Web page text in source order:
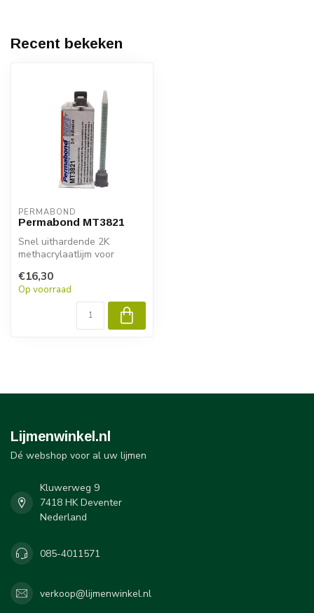
Recent bekeken
PERMABOND
Permabond MT3821
Snel uithardende 2K
methacrylaatlijm voor
composieten. Idea...
€16,30
Op voorraad
Lijmenwinkel.nl
Dé webshop voor al uw lijmen
Kluwerweg 9
7418 HK Deventer
Nederland
085-4011571
verkoop@lijmenwinkel.nl